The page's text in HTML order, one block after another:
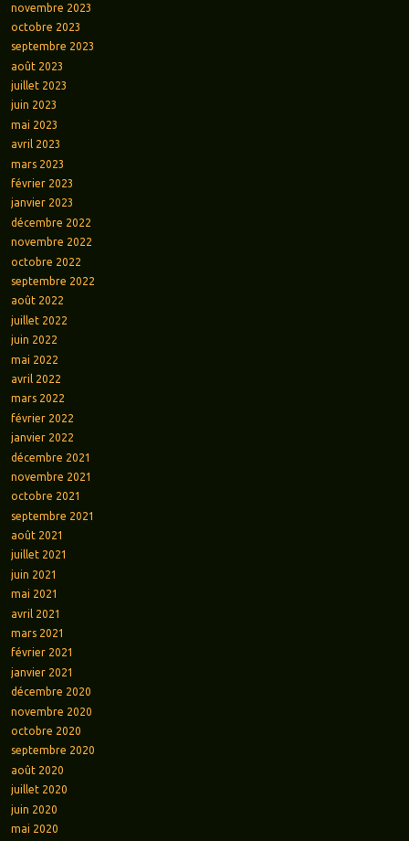
novembre 2023
octobre 2023
septembre 2023
août 2023
juillet 2023
juin 2023
mai 2023
avril 2023
mars 2023
février 2023
janvier 2023
décembre 2022
novembre 2022
octobre 2022
septembre 2022
août 2022
juillet 2022
juin 2022
mai 2022
avril 2022
mars 2022
février 2022
janvier 2022
décembre 2021
novembre 2021
octobre 2021
septembre 2021
août 2021
juillet 2021
juin 2021
mai 2021
avril 2021
mars 2021
février 2021
janvier 2021
décembre 2020
novembre 2020
octobre 2020
septembre 2020
août 2020
juillet 2020
juin 2020
mai 2020